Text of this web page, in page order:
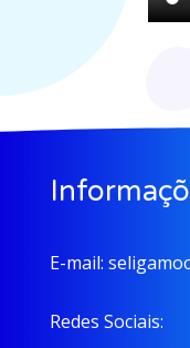
E-mail:
Redes Sociais: